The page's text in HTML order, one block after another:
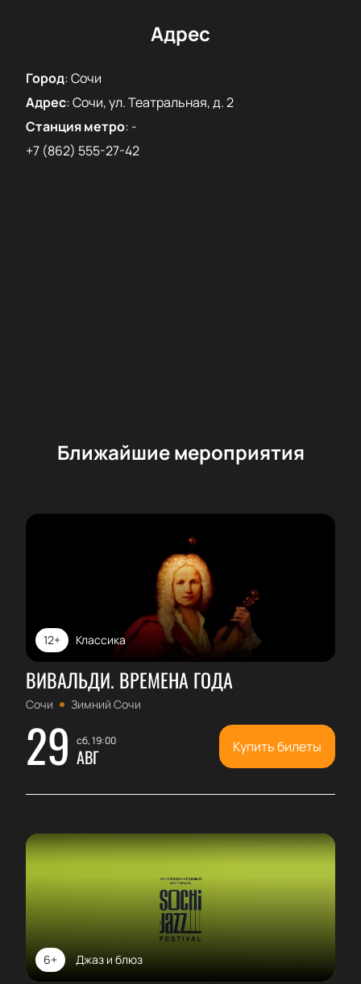
грузинского танца «Иверия»
Бронирование через сайт или по телефону
Безопасная оплата заказа
Почувствуйте атмосферу праздника и откройте для
себя искусство ансамбля «Иверия»!
Адрес
Город:Сочи
Адрес:Сочи, ул. Театральная, д. 2
Станция метро: -
+7 (862) 555-27-42
Ближайшие мероприятия
Классика
12+
ВИВАЛЬДИ. ВРЕМЕНА ГОДА
Сочи Зимний Сочи
29 сб, 19:00
АВГ Купить билеты
Джаз и блюз
6+